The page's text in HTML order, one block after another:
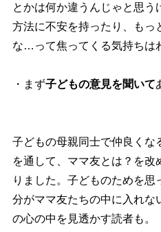
とかは何か違うんじゃと思う
方法に不安を持ったり、もっ
な…って焦ってくる気持ちは
・まず子どもの意見を聞いて
子どもの母親同士で仲良くな
を通して、ママ友とは？を改
りました。子どものためを思
分がママ友たちの中に入れな
の心の中を見透かす読者も。